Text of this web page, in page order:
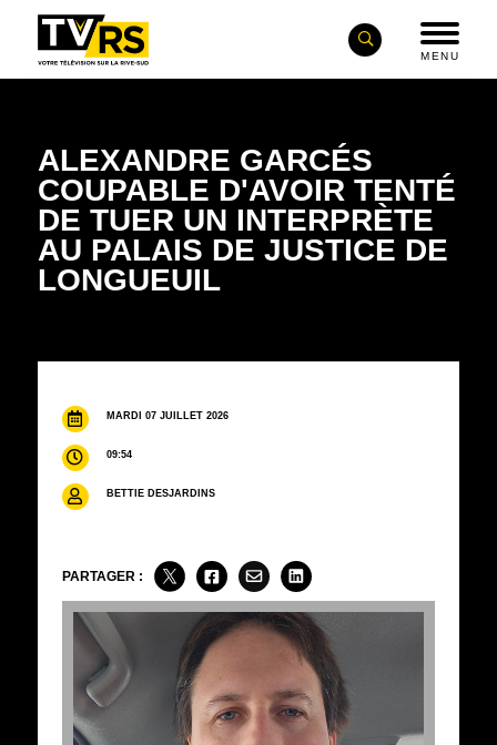
MENU
ALEXANDRE GARCÉS
COUPABLE D'AVOIR TENTÉ
DE TUER UN INTERPRÈTE
AU PALAIS DE JUSTICE DE
LONGUEUIL
MARDI 07 JUILLET 2026
09:54
BETTIE DESJARDINS
PARTAGER :